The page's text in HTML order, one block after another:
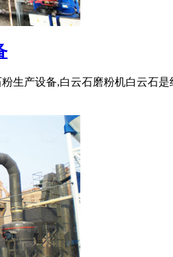
生产设备,白云石磨粉机白云石